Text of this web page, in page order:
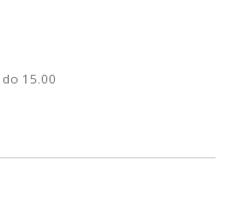
15.00